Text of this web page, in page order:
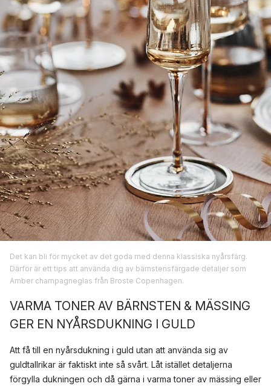
Det kan bli för mycket av det goda med denna klassiska nyårsfärg.
Därför är ett tips att använda dig av bärnstensfärgade detaljer som
Amber champagneglas från Broste Copenhagen.
VARMA TONER AV BÄRNSTEN & MÄSSING
GER EN NYÅRSDUKNING I GULD
Att få till en nyårsdukning i guld utan att använda sig av
guldtallrikar är faktiskt inte så svårt. Låt istället detaljerna
förgylla dukningen och då gärna i varma toner av mässing eller